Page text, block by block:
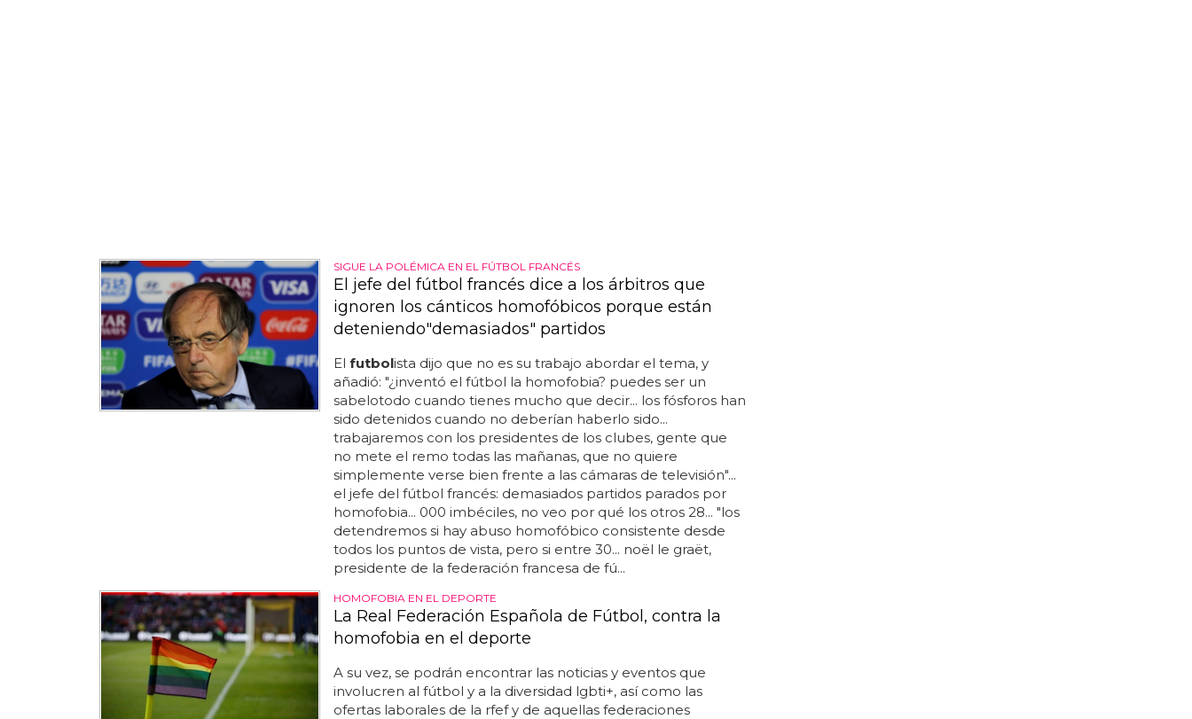
SIGUE LA POLÉMICA EN EL FÚTBOL FRANCÉS
El jefe del fútbol francés dice a los árbitros que
ignoren los cánticos homofóbicos porque están
deteniendo"demasiados" partidos
El futbolista dijo que no es su trabajo abordar el tema, y
añadió: "¿inventó el fútbol la homofobia? puedes ser un
sabelotodo cuando tienes mucho que decir... los fósforos han
sido detenidos cuando no deberían haberlo sido...
trabajaremos con los presidentes de los clubes, gente que
no mete el remo todas las mañanas, que no quiere
simplemente verse bien frente a las cámaras de televisión"...
el jefe del fútbol francés: demasiados partidos parados por
homofobia... 000 imbéciles, no veo por qué los otros 28... "los
detendremos si hay abuso homofóbico consistente desde
todos los puntos de vista, pero si entre 30... noël le graët,
presidente de la federación francesa de fú...
HOMOFOBIA EN EL DEPORTE
La Real Federación Española de Fútbol, contra la
homofobia en el deporte
A su vez, se podrán encontrar las noticias y eventos que
involucren al fútbol y a la diversidad lgbti+, así como las
ofertas laborales de la rfef y de aquellas federaciones